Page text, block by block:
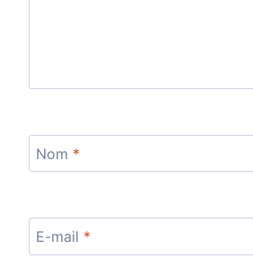
Nom *
E-mail *